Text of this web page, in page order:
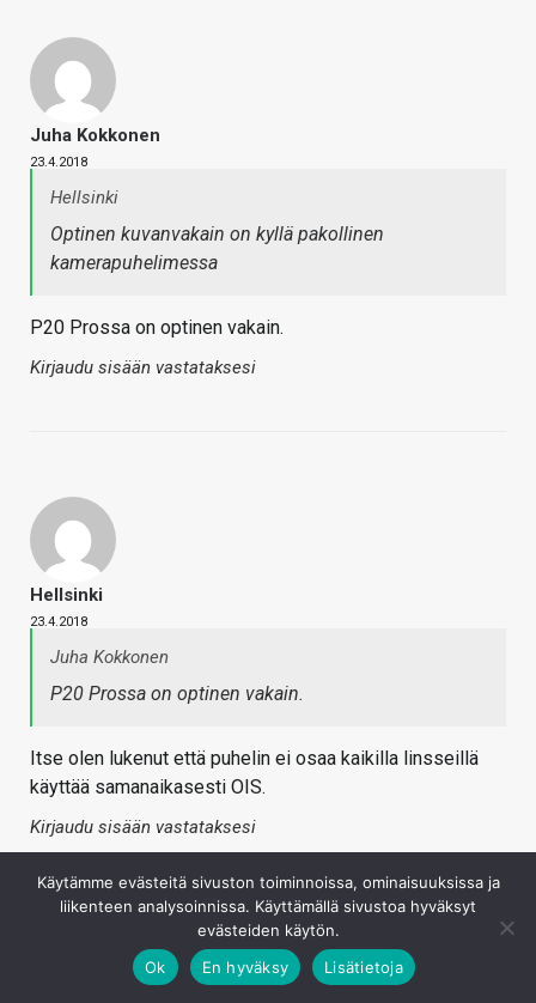
Juha Kokkonen
23.4.2018
Hellsinki
Optinen kuvanvakain on kyllä pakollinen
kamerapuhelimessa
P20 Prossa on optinen vakain.
Kirjaudu sisään vastataksesi
Hellsinki
23.4.2018
Juha Kokkonen
P20 Prossa on optinen vakain.
Itse olen lukenut että puhelin ei osaa kaikilla linsseillä
käyttää samanaikasesti OIS.
Kirjaudu sisään vastataksesi
Käytämme evästeitä sivuston toiminnoissa, ominaisuuksissa ja
liikenteen analysoinnissa. Käyttämällä sivustoa hyväksyt
evästeiden käytön.
Ok
En hyväksy Lisätietoja